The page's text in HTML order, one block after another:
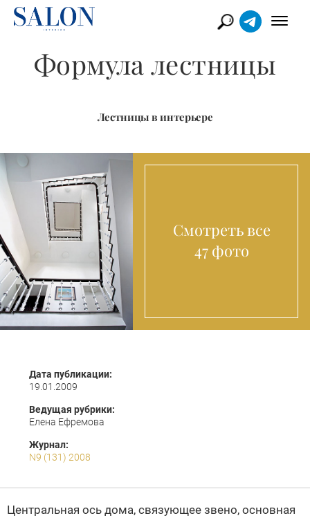
Формула лестницы
Лестницы в интерьере
Смотреть все
47 фото
Дата публикации:
19.01.2009
Ведущая рубрики:
Елена Ефремова
Журнал:
N9 (131) 2008
Центральная ось дома, связующее звено, основная